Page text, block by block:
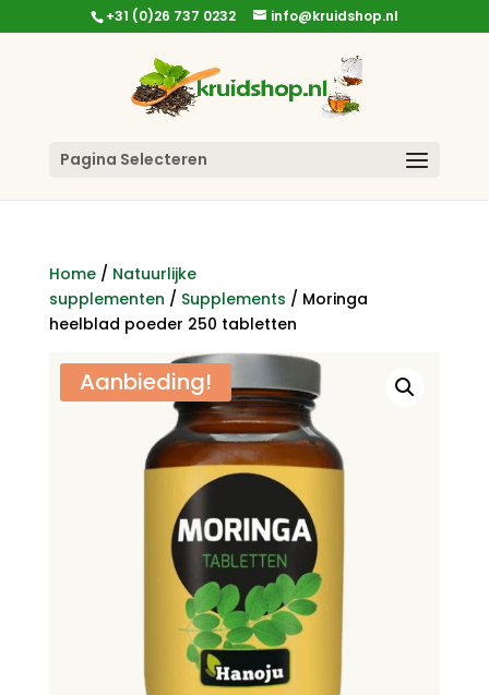
+31 (0)26 737 0232 info@kruidshop.nl
Pagina Selecteren
Home/ Natuurlijke
supplementen / Supplements / Moringa
heelblad poeder 250 tabletten
Aanbieding!